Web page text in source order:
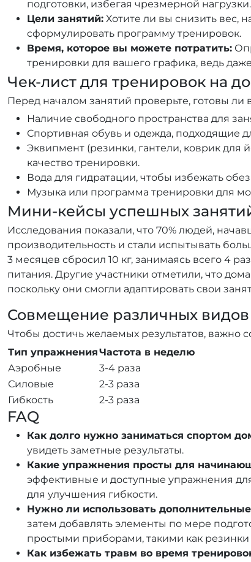
подготовки, избегая чрезмерной нагрузки.
Цели занятий: Хотите ли вы снизить вес,
сформулировать программу тренировок.
Время, которое вы можете потратить:
тренировки для вашего графика, ведь
Чек-лист для тренировок на
Перед началом занятий проверьте, готовы ли
Наличие свободного пространства для
Спортивная обувь и одежда, подходящие
Эквипмент (резинки, гантели, коврик для
качество тренировки.
Вода для гидратации, чтобы избежать
Музыка или программа тренировки для
Мини-кейсы успешных
Исследования показали, что 70% людей,
производительность и стали испытывать
3 месяцев сбросил 10 кг, занимаясь всего 4
питания. Другие участники отметили, что
поскольку они смогли адаптировать свои
Совмещение различных
Чтобы достичь желаемых результатов, важно
Тип упражненияЧастота в неделю
Аэробные
3-4 раза
Силовые
2-3 раза
Гибкость
2-3 раза
FAQ
Как долго нужно заниматься спортом
увидеть заметные результаты.
Какие упражнения просты для
эффективные и доступные упражнения
для улучшения гибкости.
Нужно ли использовать
затем добавлять элементы по мере
простыми приборами, такими как резинки
Как избежать травм во время